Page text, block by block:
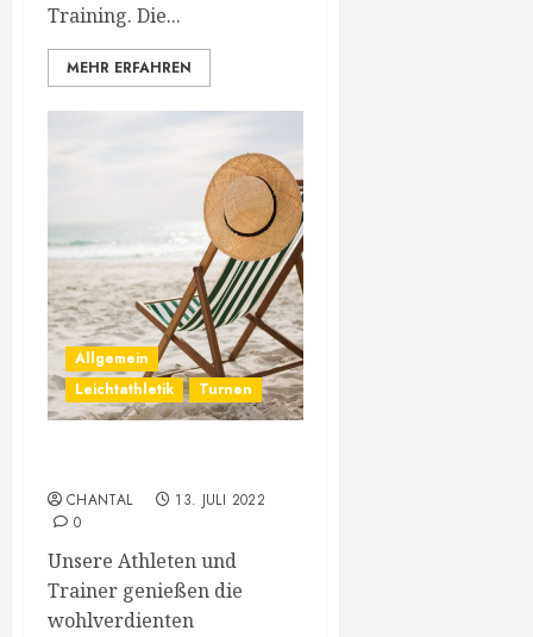
Training. Die...
MEHR ERFAHREN
Allgemein
Leichtathletik
Turnen
CHANTAL
13. JULI 2022
0
Unsere Athleten und
Trainer genießen die
wohlverdienten